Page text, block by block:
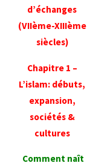
d’échanges
(VIIème-XIIIème
siècles)
Chapitre 1 –
L’islam: débuts,
expansion,
sociétés &
cultures
Comment naît